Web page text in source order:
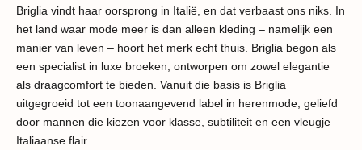
Briglia vindt haar oorsprong in Italië, en dat verbaast ons niks. In
het land waar mode meer is dan alleen kleding – namelijk een
manier van leven – hoort het merk echt thuis. Briglia begon als
een specialist in luxe broeken, ontworpen om zowel elegantie
als draagcomfort te bieden. Vanuit die basis is Briglia
uitgegroeid tot een toonaangevend label in herenmode, geliefd
door mannen die kiezen voor klasse, subtiliteit en een vleugje
Italiaanse flair.